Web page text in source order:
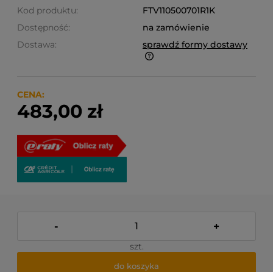
Kod produktu:
FTV110500701R1K
Dostępność:
na zamówienie
Dostawa:
sprawdź formy dostawy
produktów które się w nim znajdują.
CENA:
483,00 zł
- +
szt.
do koszyka